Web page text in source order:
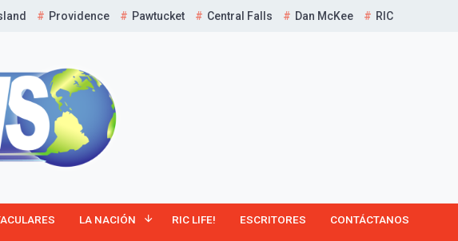
Providence Pawtucket Central Falls Dan McKee RIC
LA NACIÓN RIC LIFE! ESCRITORES CONTÁCTANOS